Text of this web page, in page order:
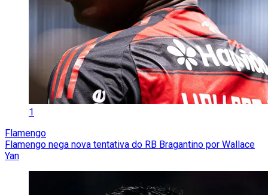
1
Flamengo
Flamengo nega nova tentativa do RB Bragantino por Wallace
Yan